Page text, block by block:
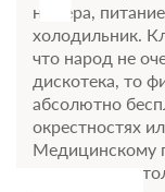
номера,
холодильник.
что народ не
дискотека, то
абсолютно
окрестностях
Медицинскому
персоналу в